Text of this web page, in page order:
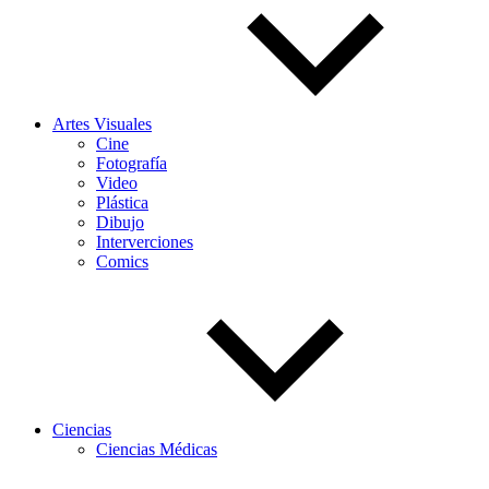
Artes Visuales
Cine
Fotografía
Video
Plástica
Dibujo
Interverciones
Comics
Ciencias
Ciencias Médicas